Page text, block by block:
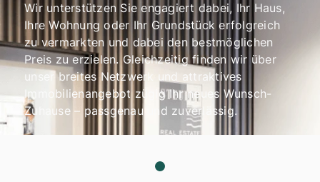
Wir unterstützen Sie engagiert dabei, Ihr Haus,
Ihre Wohnung oder Ihr Grundstück erfolgreich
zu vermarkten und dabei den bestmöglichen
Preis zu erzielen. Gleichzeitig finden wir über
unser breites Netzwerk und attraktives
Immobilienangebot zügig Ihr neues Wunsch-
Zuhause – passgenau und zuverlässig.